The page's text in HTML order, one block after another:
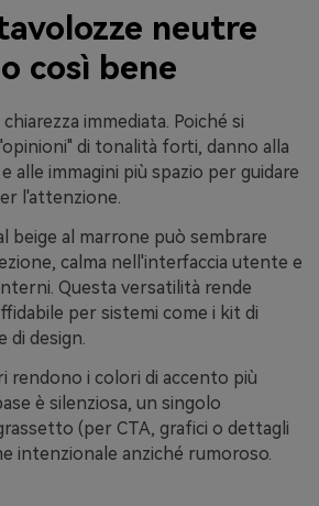
neutre
così bene
immediata. Poiché si
di tonalità forti, danno alla
alle immagini più spazio per guidare
l'attenzione.
beige al marrone può sembrare
calma nell'interfaccia utente e
Questa versatilità rende
per sistemi come i kit di
di design.
rendono i colori di accento più
è silenziosa, un singolo
(per CTA, grafici o dettagli
intenzionale anziché rumoroso.